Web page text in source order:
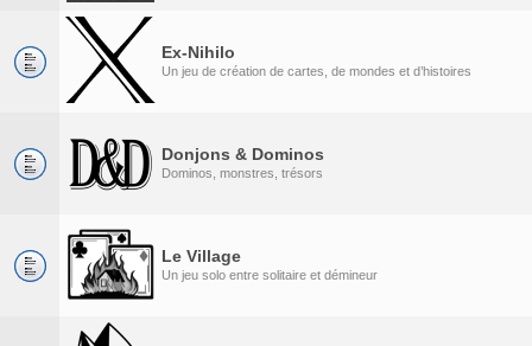
Ex-Nihilo
Un jeu de création de cartes, de mondes et d’histoires
Donjons & Dominos
Dominos, monstres, trésors
Le Village
Un jeu solo entre solitaire et démineur